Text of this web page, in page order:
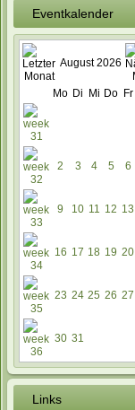
Eventkalender
August 2026
Mo Di Mi Do Fr
2 3 4 5 6
9 10 11 12 13
16 17 18 19 20
23 24 25 26 27
30 31
Links